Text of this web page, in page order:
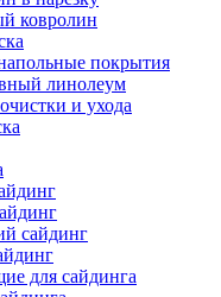
ковролин
покрытия
линолеум
и ухода
сайдинг
для сайдинга